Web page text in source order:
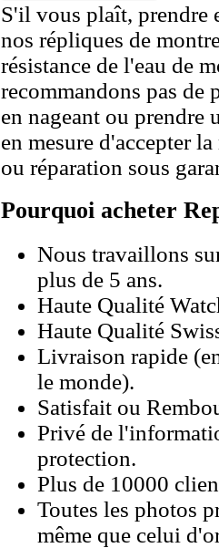
S'il vous plaît, prendre
nos répliques de
résistance de l'eau de
recommandons pas de
en nageant ou prendre
en mesure d'accepter
ou réparation sous
Pourquoi acheter
Nous travaillons
plus de 5 ans.
Haute Qualité
Haute Qualité
Livraison rapide
le monde).
Satisfait ou
Privé de
protection.
Plus de 10000
Toutes les photos
même que celui